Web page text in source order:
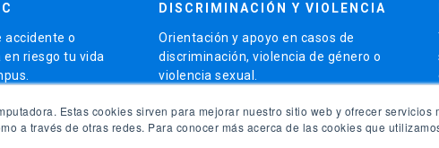
Estas cookies sirven para mejorar nuestro sitio web y ofrecer servicios
a través de otras redes. Para conocer más acerca de las cookies que
accidente o
riesgo tu vida
DISCRIMINACIÓN Y VIOLENCIA
Orientación y apoyo en casos de
discriminación, violencia de género o
violencia sexual.
launch Contacto para apoyo